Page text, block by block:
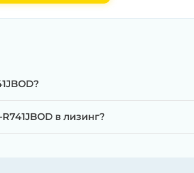
оборудовании с проверкой
в лизинг?